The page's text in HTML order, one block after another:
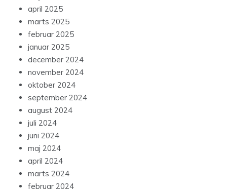
april 2025
marts 2025
februar 2025
januar 2025
december 2024
november 2024
oktober 2024
september 2024
august 2024
juli 2024
juni 2024
maj 2024
april 2024
marts 2024
februar 2024